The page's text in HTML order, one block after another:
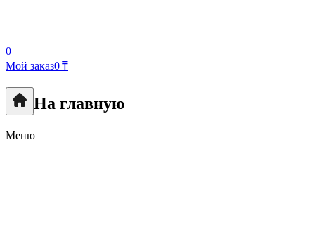
0
Мой заказ0 ₸
На главную
Меню